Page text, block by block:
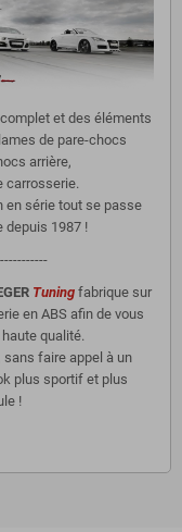
et des éléments
de pare-chocs
arrière,
carrosserie.
en série tout se passe
depuis 1987 !
Tuning fabrique sur
en ABS afin de vous
qualité.
faire appel à un
plus sportif et plus
!